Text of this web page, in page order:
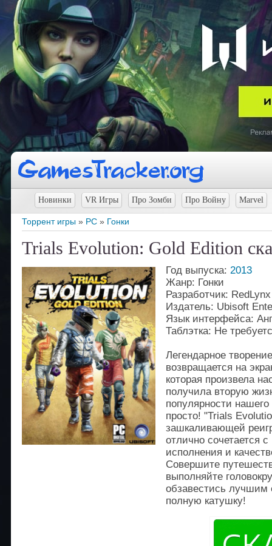
Новинки VR Игры Про Зомби Про Войну Marvel
Торрент игры » PC » Гонки
Trials Evolution: Gold Edition
Год выпуска: 2013
Жанр: Гонки
Разработчик: RedLynx
Издатель: Ubisoft
Язык интерфейса:
Таблэтка: Не
Легендарное
возвращается на
которая произвела
получила вторую
популярности
просто! "Trials
зашкаливающей
отлично сочетается
исполнения и
Совершите
выполняйте
обзавестись лучшим
полную катушку!